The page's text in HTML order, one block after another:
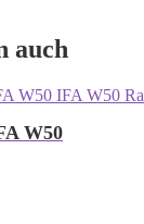
auch
W50